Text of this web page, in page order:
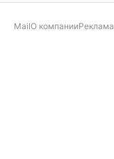
MailО компанииРеклама